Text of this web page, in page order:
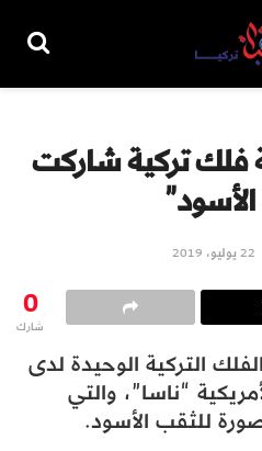
فلك تركية شاركت
22 يوليو، 2019
0
شارك
التركية الوحيدة لدى
“ناسا”، والتي
للثقب الأسود.